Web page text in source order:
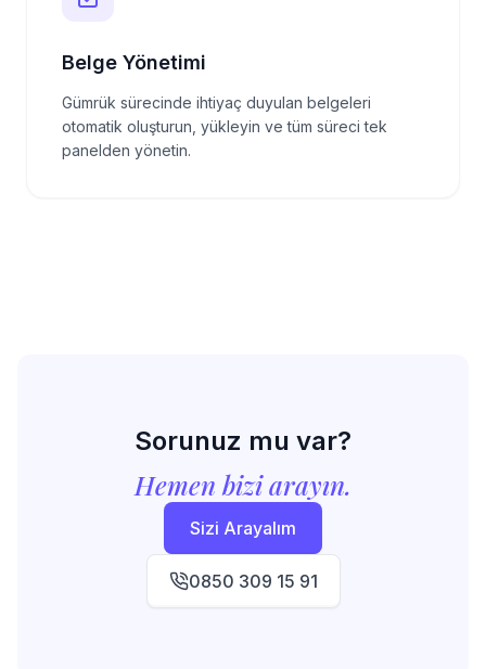
Belge Yönetimi
Gümrük sürecinde ihtiyaç duyulan belgeleri
otomatik oluşturun, yükleyin ve tüm süreci tek
panelden yönetin.
Sorunuz mu var?
Hemen bizi arayın.
Sizi Arayalım
0850 309 15 91